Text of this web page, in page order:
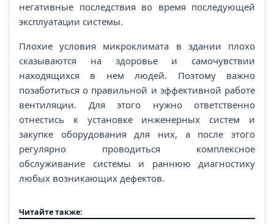
негативные последствия во время последующей
эксплуатации системы.
Плохие условия микроклимата в здании плохо
сказываются на здоровье и самочувствии
находящихся в нем людей. Поэтому важно
позаботиться о правильной и эффективной работе
вентиляции. Для этого нужно ответственно
отнестись к установке инженерных систем и
закупке оборудования для них, а после этого
регулярно проводиться комплексное
обслуживание системы и раннюю диагностику
любых возникающих дефектов.
Читайте также: